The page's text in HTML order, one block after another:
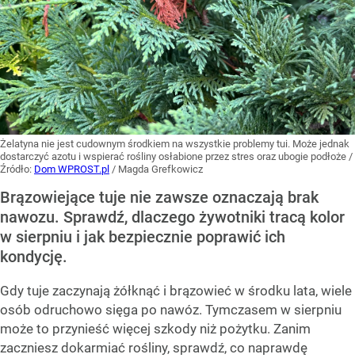
Żelatyna nie jest cudownym środkiem na wszystkie problemy tui. Może jednak
dostarczyć azotu i wspierać rośliny osłabione przez stres oraz ubogie podłoże /
Źródło: Dom WPROST.pl / Magda Grefkowicz
Brązowiejące tuje nie zawsze oznaczają brak
nawozu. Sprawdź, dlaczego żywotniki tracą kolor
w sierpniu i jak bezpiecznie poprawić ich
kondycję.
Gdy tuje zaczynają żółknąć i brązowieć w środku lata, wiele
osób odruchowo sięga po nawóz. Tymczasem w sierpniu
może to przynieść więcej szkody niż pożytku. Zanim
zaczniesz dokarmiać rośliny, sprawdź, co naprawdę